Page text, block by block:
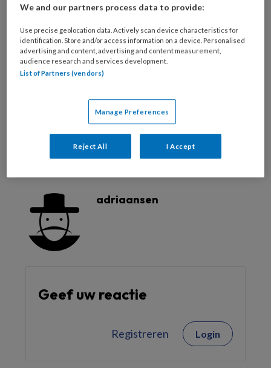
PREMIUM
Bekijk de mogelijkheden
Al abonnee?Log dan in
Reageer op dit artikel Deel dit artikel
adriaansen
Geef uw reactie
Registreren Login
We and our partners process data to provide:
Use precise geolocation data. Actively scan device characteristics for
identification. Store and/or access information on a device. Personalised
advertising and content, advertising and content measurement,
audience research and services development.
List of Partners (vendors)
Manage Preferences
Reject All I Accept